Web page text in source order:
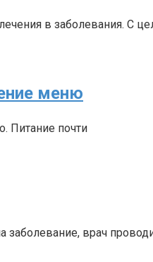
в заболевания. С
меню
Питание почти
заболевание, врач